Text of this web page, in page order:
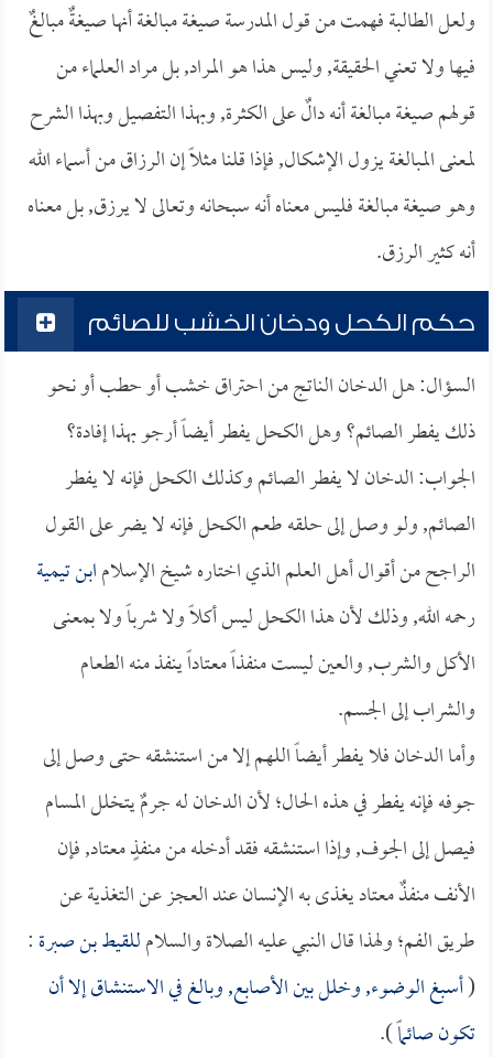
ولعل الطالبة فهمت من قول المدرسة صيغة مبالغة أنها صيغةٌ مبالغٌ
فيها ولا تعني الحقيقة, وليس هذا هو المراد, بل مراد العلماء من
قولهم صيغة مبالغة أنه دالٌ على الكثرة, وبهذا التفصيل وبهذا الشرح
لمعنى المبالغة يزول الإشكال, فإذا قلنا مثلاً إن الرزاق من أسماء الله
وهو صيغة مبالغة فليس معناه أنه سبحانه وتعالى لا يرزق, بل معناه
أنه كثير الرزق.
حكم الكحل ودخان الخشب للصائم
السؤال: هل الدخان الناتج من احتراق خشب أو حطب أو نحو
ذلك يفطر الصائم؟ وهل الكحل يفطر أيضاً أرجو بهذا إفادة؟
الجواب: الدخان لا يفطر الصائم وكذلك الكحل فإنه لا يفطر
الصائم, ولو وصل إلى حلقه طعم الكحل فإنه لا يضر على القول
الراجح من أقوال أهل العلم الذي اختاره شيخ الإسلامابن تيمية
رحمه الله, وذلك لأن هذا الكحل ليس أكلاً ولا شرباً ولا بمعنى
الأكل والشرب, والعين ليست منفذاً معتاداً ينفذ منه الطعام
والشراب إلى الجسم.
وأما الدخان فلا يفطر أيضاً اللهم إلا من استنشقه حتى وصل إلى
جوفه فإنه يفطر في هذه الحال؛ لأن الدخان له جرمٌ يتخلل المسام
فيصل إلى الجوف, وإذا استنشقه فقد أدخله من منفذٍ معتاد, فإن
الأنف منفذٌ معتاد يغذى به الإنسان عند العجز عن التغذية عن
طريق الفم؛ ولهذا قال النبي عليه الصلاة والسلامللقيط بن صبرة:
(أسبغ الوضوء, وخلل بين الأصابع, وبالغ في الاستنشاق إلا أن
تكون صائماً).